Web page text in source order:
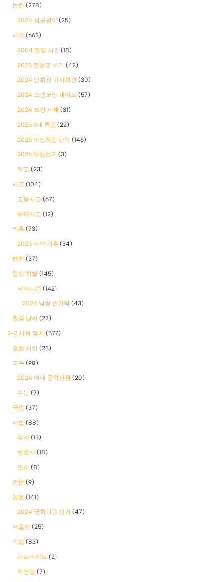
논란 (278)
2024 성공팔이 (25)
사건 (663)
2004 밀양 사건 (18)
2023 전청조 사기 (42)
2024 민희진 기자회견 (30)
2024 스캠코인 게이트 (57)
2024 쯔양 피해 (31)
2025 3대 특검 (22)
2025 비상계엄 탄핵 (146)
2026 부실선거 (3)
무고 (23)
사고 (104)
교통사고 (67)
화재사고 (12)
의혹 (73)
2023 마약 의혹 (34)
해외 (37)
혐오 차별 (145)
폐미니즘 (142)
2024 남혐 손가락 (43)
환경 날씨 (27)
2-2 사회 정치 (577)
경찰 치안 (23)
교육 (98)
2024 여대 공학전환 (20)
수능 (7)
국방 (37)
사법 (88)
검사 (13)
변호사 (18)
판사 (8)
언론 (9)
입법 (141)
2024 국회의원 선거 (47)
저출산 (25)
직업 (83)
아르바이트 (2)
자영업 (7)